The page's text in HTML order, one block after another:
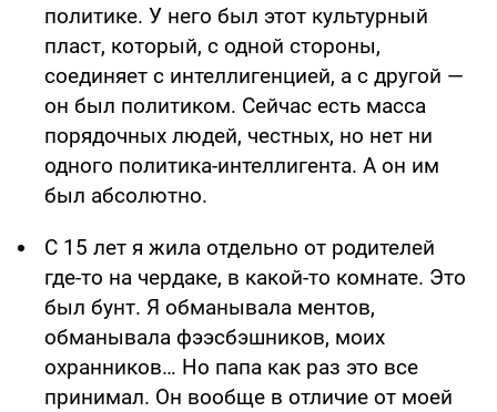
политике. У него был этот культурный
пласт, который, с одной стороны,
соединяет с интеллигенцией, а с другой —
он был политиком. Сейчас есть масса
порядочных людей, честных, но нет ни
одного политика-интеллигента. А он им
был абсолютно.
С 15 лет я жила отдельно от родителей
где-то на чердаке, в какой-то комнате. Это
был бунт. Я обманывала ментов,
обманывала фээсбэшников, моих
охранников… Но папа как раз это все
принимал. Он вообще в отличие от моей